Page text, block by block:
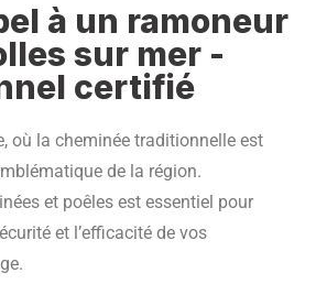
à un ramoneur
sur mer -
certifié
où la cheminée traditionnelle est
de la région.
et poêles est essentiel pour
et l’efficacité de vos